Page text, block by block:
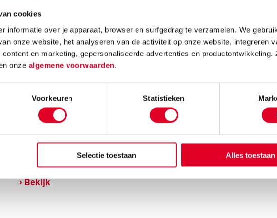
cookies
informatie over je apparaat, browser en surfgedrag te verzamelen. We
onze website, het analyseren van de activiteit op onze website, integreren
en marketing, gepersonaliseerde advertenties en productontwikkeling.
onze algemene voorwaarden.
Voorkeuren Statistieken
Selectie toestaan Alles toestaan
van het spelwoud |
Bekijk
Bekijk